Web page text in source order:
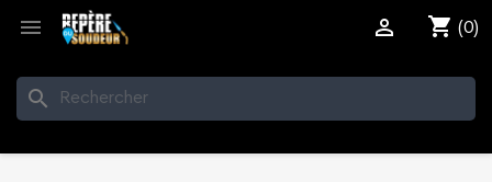
 shopping_cart (0)

search